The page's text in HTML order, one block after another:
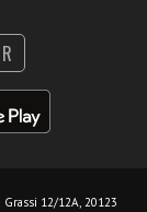
12/12A, 20123